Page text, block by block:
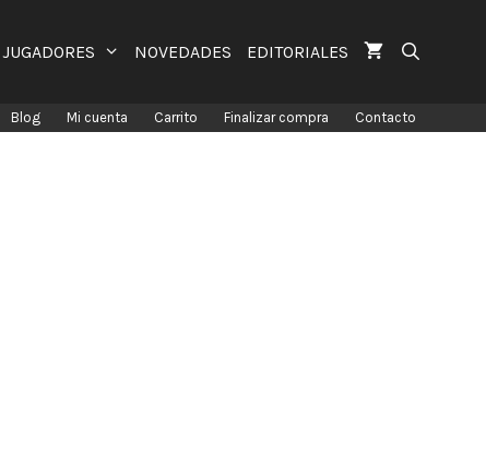
JUGADORES NOVEDADES EDITORIALES
Blog Mi cuenta Carrito Finalizar compra Contacto